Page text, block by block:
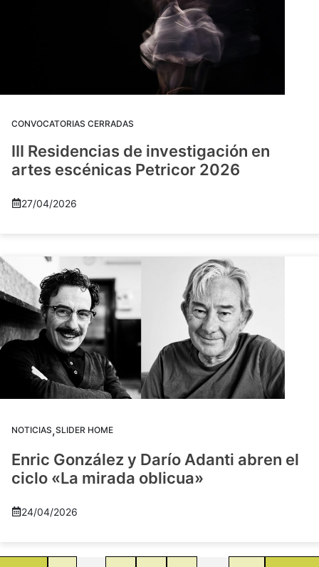
CONVOCATORIAS CERRADAS
III Residencias de investigación en
artes escénicas Petricor 2026
27/04/2026
NOTICIAS,SLIDER HOME
Enric González y Darío Adanti abren el
ciclo «La mirada oblicua»
24/04/2026